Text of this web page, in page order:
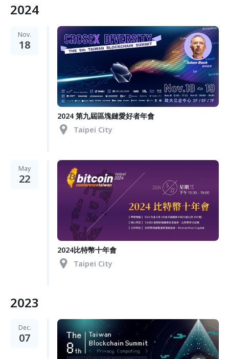
2024
Nov.
18
2024 第九屆區塊鏈愛好者年會
Taipei City
May
22
2024比特幣十年會
Taipei City
2023
Dec.
07